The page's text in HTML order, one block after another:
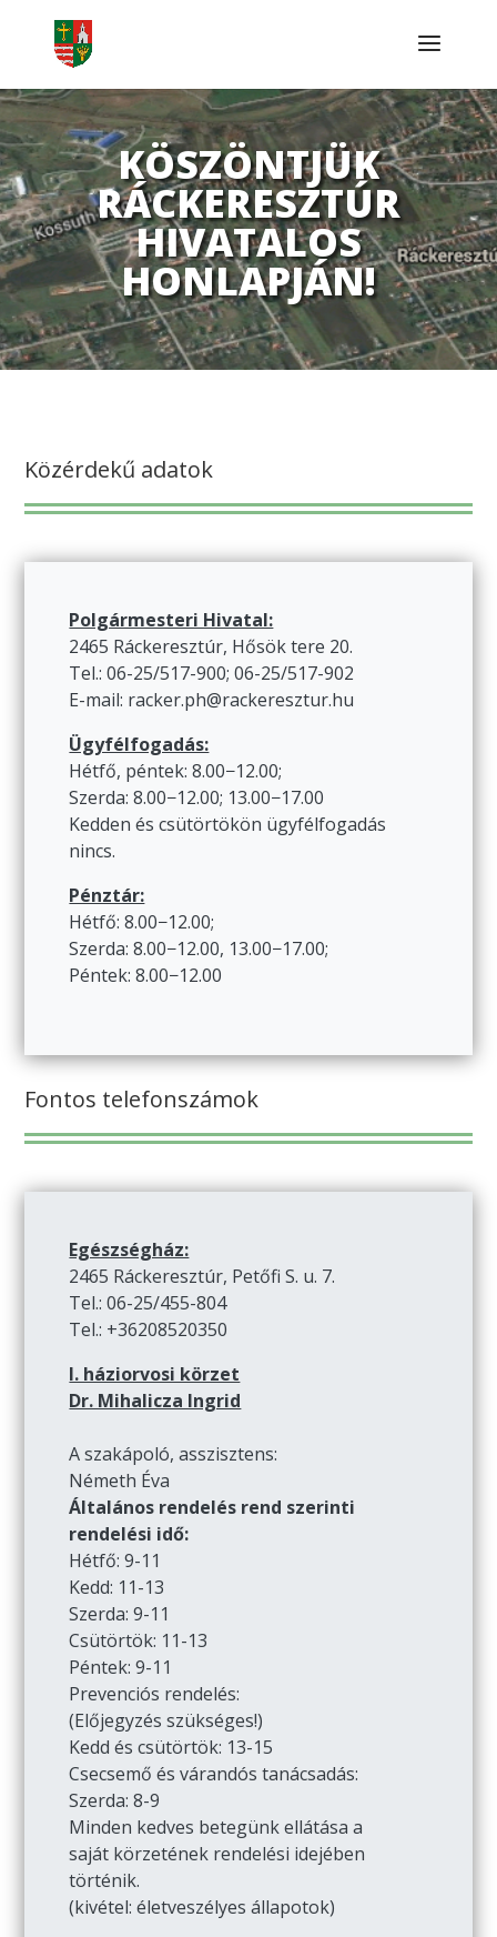
KÖSZÖNTJÜK
RÁCKERESZTÚR
HIVATALOS
HONLAPJÁN!
Közérdekű adatok
Polgármesteri Hivatal:
2465 Ráckeresztúr, Hősök tere 20.
Tel.: 06-25/517-900; 06-25/517-902
E-mail: racker.ph@rackeresztur.hu
Ügyfélfogadás:
Hétfő, péntek: 8.00−12.00;
Szerda: 8.00−12.00; 13.00−17.00
Kedden és csütörtökön ügyfélfogadás
nincs.
Pénztár:
Hétfő: 8.00−12.00;
Szerda: 8.00−12.00, 13.00−17.00;
Péntek: 8.00−12.00
Fontos telefonszámok
Egészségház:
2465 Ráckeresztúr, Petőfi S. u. 7.
Tel.: 06-25/455-804
Tel.: +36208520350
I. háziorvosi körzet
Dr. Mihalicza Ingrid
A szakápoló, asszisztens:
Németh Éva
Általános rendelés rend szerinti
rendelési idő:
Hétfő: 9-11
Kedd: 11-13
Szerda: 9-11
Csütörtök: 11-13
Péntek: 9-11
Prevenciós rendelés:
(Előjegyzés szükséges!)
Kedd és csütörtök: 13-15
Csecsemő és várandós tanácsadás:
Szerda: 8-9
Minden kedves betegünk ellátása a
saját körzetének rendelési idejében
történik.
(kivétel: életveszélyes állapotok)